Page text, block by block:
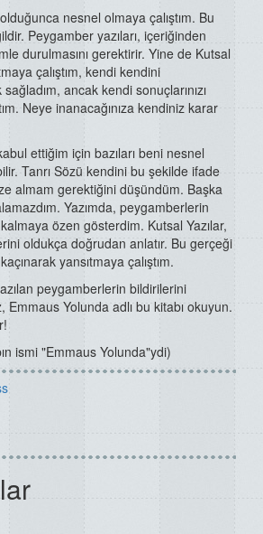
nesnel olmaya çalıştım. Bu
Peygamber yazıları, içeriğinden
durulmasını gerektirir. Yine de Kutsal
çalıştım, kendi kendini
ancak kendi sonuçlarınızı
Neye inanacağınıza kendiniz karar
ettiğim için bazıları beni nesnel
Tanrı Sözü kendini bu şekilde ifade
almam gerektiğini düşündüm. Başka
Yazımda, peygamberlerin
özen gösterdim. Kutsal Yazılar,
oldukça doğrudan anlatır. Bu gerçeği
yansıtmaya çalıştım.
peygamberlerin bildirilerini
Emmaus Yolunda adlı bu kitabı okuyun.
ismi "Emmaus Yolunda"ydi)